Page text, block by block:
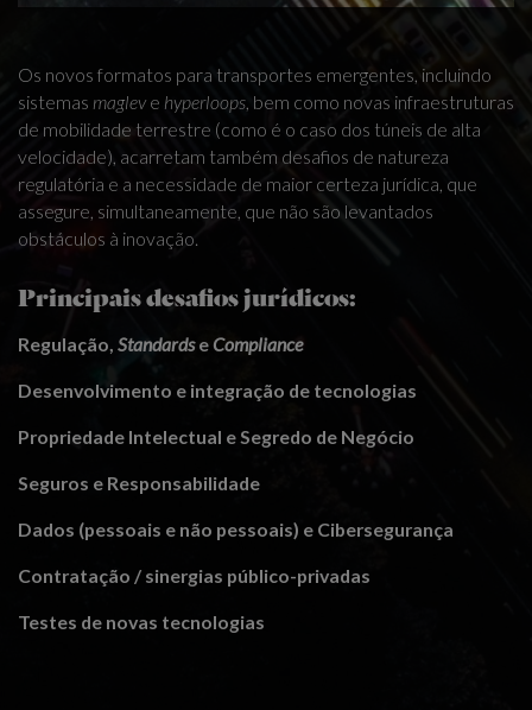
Os novos formatos para transportes emergentes, incluindo
sistemas maglev e hyperloops, bem como novas infraestruturas
de mobilidade terrestre (como é o caso dos túneis de alta
velocidade), acarretam também desafios de natureza
regulatória e a necessidade de maior certeza jurídica, que
assegure, simultaneamente, que não são levantados
obstáculos à inovação.
Principais desafios jurídicos:
Regulação, Standardse Compliance
Desenvolvimento e integração de tecnologias
Propriedade Intelectual e Segredo de Negócio
Seguros e Responsabilidade
Dados (pessoais e não pessoais) e Cibersegurança
Contratação / sinergias público-privadas
Testes de novas tecnologias